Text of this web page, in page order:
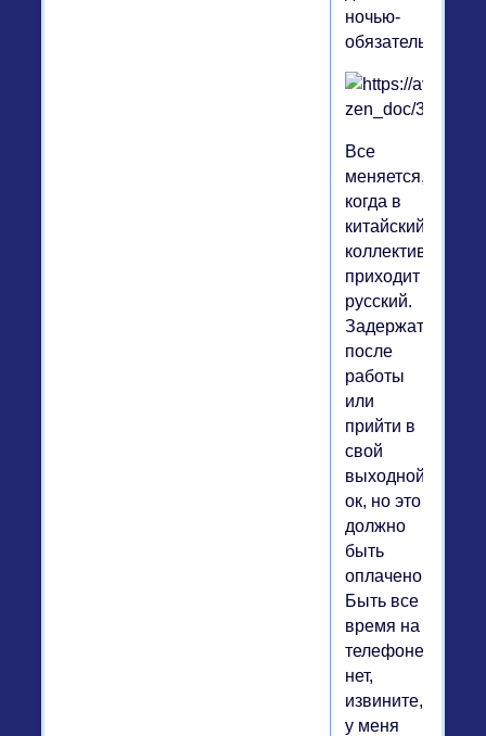
ночью-
обязательно.
Все
меняется,
когда в
китайский
коллектив
приходит
русский.
Задержаться
после
работы
или
прийти в
свой
выходной-
ок, но это
должно
быть
оплачено.
Быть все
время на
телефоне-
нет,
извините,
у меня